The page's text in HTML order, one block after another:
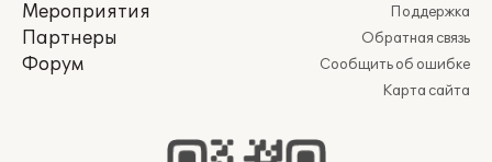
Мероприятия
Партнеры
Форум
Поддержка
Обратная связь
Сообщить об ошибке
Карта сайта